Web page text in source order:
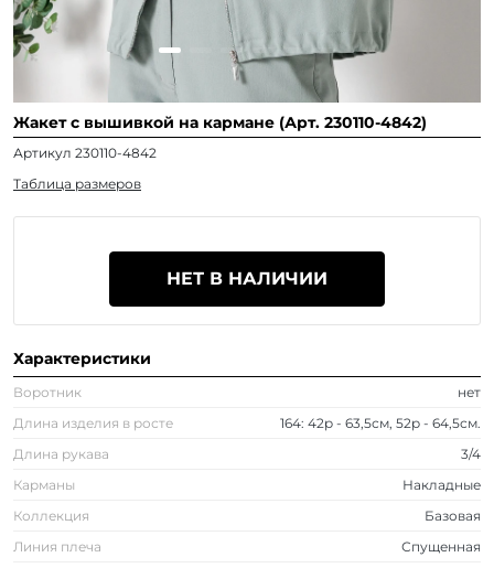
Жакет с вышивкой на кармане (Арт. 230110-4842)
Артикул 230110-4842
Таблица размеров
НЕТ В НАЛИЧИИ
Характеристики
Воротник
нет
Длина изделия в росте
164: 42р - 63,5см, 52р - 64,5см.
Длина рукава
3/4
Карманы
Накладные
Коллекция
Базовая
Линия плеча
Спущенная